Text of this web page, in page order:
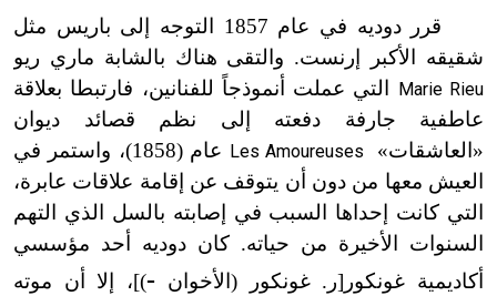
قرر دوديه في عام 1857 التوجه إلى باريس مثل
شقيقه الأكبر إرنست. والتقى هناك بالشابة ماري ريو
Marie Rieu
التي عملت أنموذجاً للفنانين، فارتبطا بعلاقة
عاطفية جارفة دفعته إلى نظم قصائد ديوان
«العاشقات»
Les Amoureuses عام (1858)
، واستمر في
العيش معها من دون أن يتوقف عن إقامة علاقات عابرة،
التي كانت إحداها السبب في إصابته بالسل الذي التهم
السنوات الأخيرة من حياته. كان دوديه أحد مؤسسي
أكاديمية غونكور[ر. غونكور (الأخوان -)]، إلا أن موته